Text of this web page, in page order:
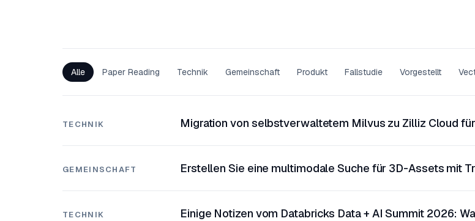
Alle Paper Reading Technik Gemeinschaft Produkt Fallstudie Vorgestellt
TECHNIK Migration von selbstverwaltetem Milvus zu Zilliz Cloud
GEMEINSCHAFT Erstellen Sie eine multimodale Suche für 3D-Assets mit
TECHNIK
Einige Notizen vom Databricks Data + AI Summit 2026: